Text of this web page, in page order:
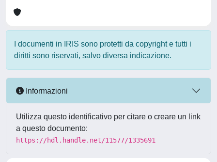
I documenti in IRIS sono protetti da copyright e tutti i
diritti sono riservati, salvo diversa indicazione.
Informazioni
Utilizza questo identificativo per citare o creare un link
a questo documento:
https://hdl.handle.net/11577/1335691